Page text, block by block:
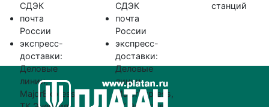
СДЭК
почта
России
экспресс-
доставки:
Деловые
линии,
MajorExpress,
СДЭК
почта
России
экспресс-
доставки:
Деловые
линии,
MajorExpress,
станций